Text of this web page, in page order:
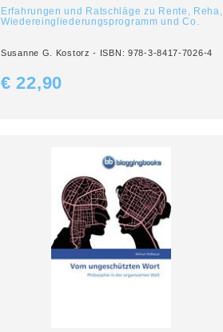
Erfahrungen und Ratschläge zu Rente, Reha,
Wiedereingliederungsprogramm und Co.
Susanne G. Kostorz - ISBN: 978-3-8417-7026-4
€ 22,90